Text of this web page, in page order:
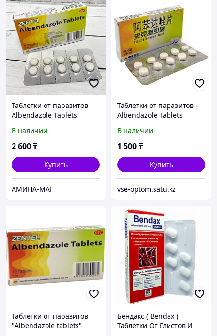
Таблетки от паразитов
Albendazole Tablets
В наличии
2 600₸
Купить
АМИНА-МАГ
Таблетки от паразитов -
Albendazole Tablets
В наличии
1 500₸
Купить
vse-optom.satu.kz
Таблетки от паразитов
"Albendazole tablets"
Бендакс ( Bendax )
Таблетки От Глистов И